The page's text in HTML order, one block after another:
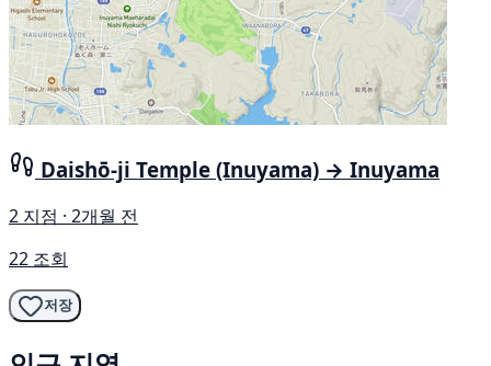
Daishō-ji Temple (Inuyama) → Inuyama
2 지점 · 2개월 전
22 조회
저장